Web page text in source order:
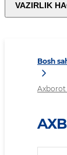
VAZIRLIK
Bosh
Axborot